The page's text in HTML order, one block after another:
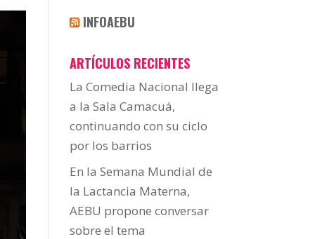
INFOAEBU
ARTÍCULOS RECIENTES
La Comedia Nacional llega
a la Sala Camacuá,
continuando con su ciclo
por los barrios
En la Semana Mundial de
la Lactancia Materna,
AEBU propone conversar
sobre el tema